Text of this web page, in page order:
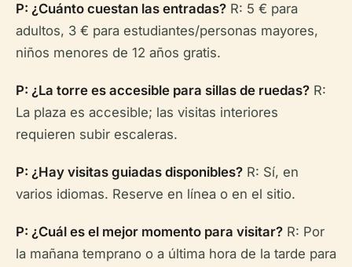
P: ¿Cuánto cuestan las entradas? R: 5 € para
adultos, 3 € para estudiantes/personas mayores,
niños menores de 12 años gratis.
P: ¿La torre es accesible para sillas de ruedas? R:
La plaza es accesible; las visitas interiores
requieren subir escaleras.
P: ¿Hay visitas guiadas disponibles? R: Sí, en
varios idiomas. Reserve en línea o en el sitio.
P: ¿Cuál es el mejor momento para visitar? R: Por
la mañana temprano o a última hora de la tarde para